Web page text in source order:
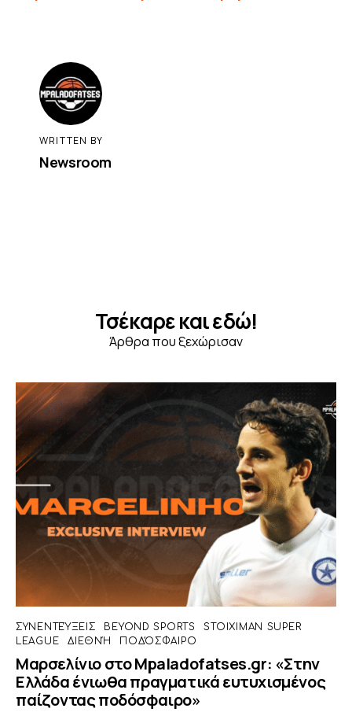
WRITTEN BY
Newsroom
Τσέκαρε και εδώ!
Άρθρα που ξεχώρισαν
ΣΥΝΕΝΤΕΎΞΕΙΣ BEYOND SPORTS
STOIXIMAN SUPER
LEAGUE
ΔΙΕΘΝΉ ΠΟΔΌΣΦΑΙΡΟ
Μαρσελίνιο στο Mpaladofatses.gr: «Στην
Ελλάδα ένιωθα πραγματικά ευτυχισμένος
παίζοντας ποδόσφαιρο»